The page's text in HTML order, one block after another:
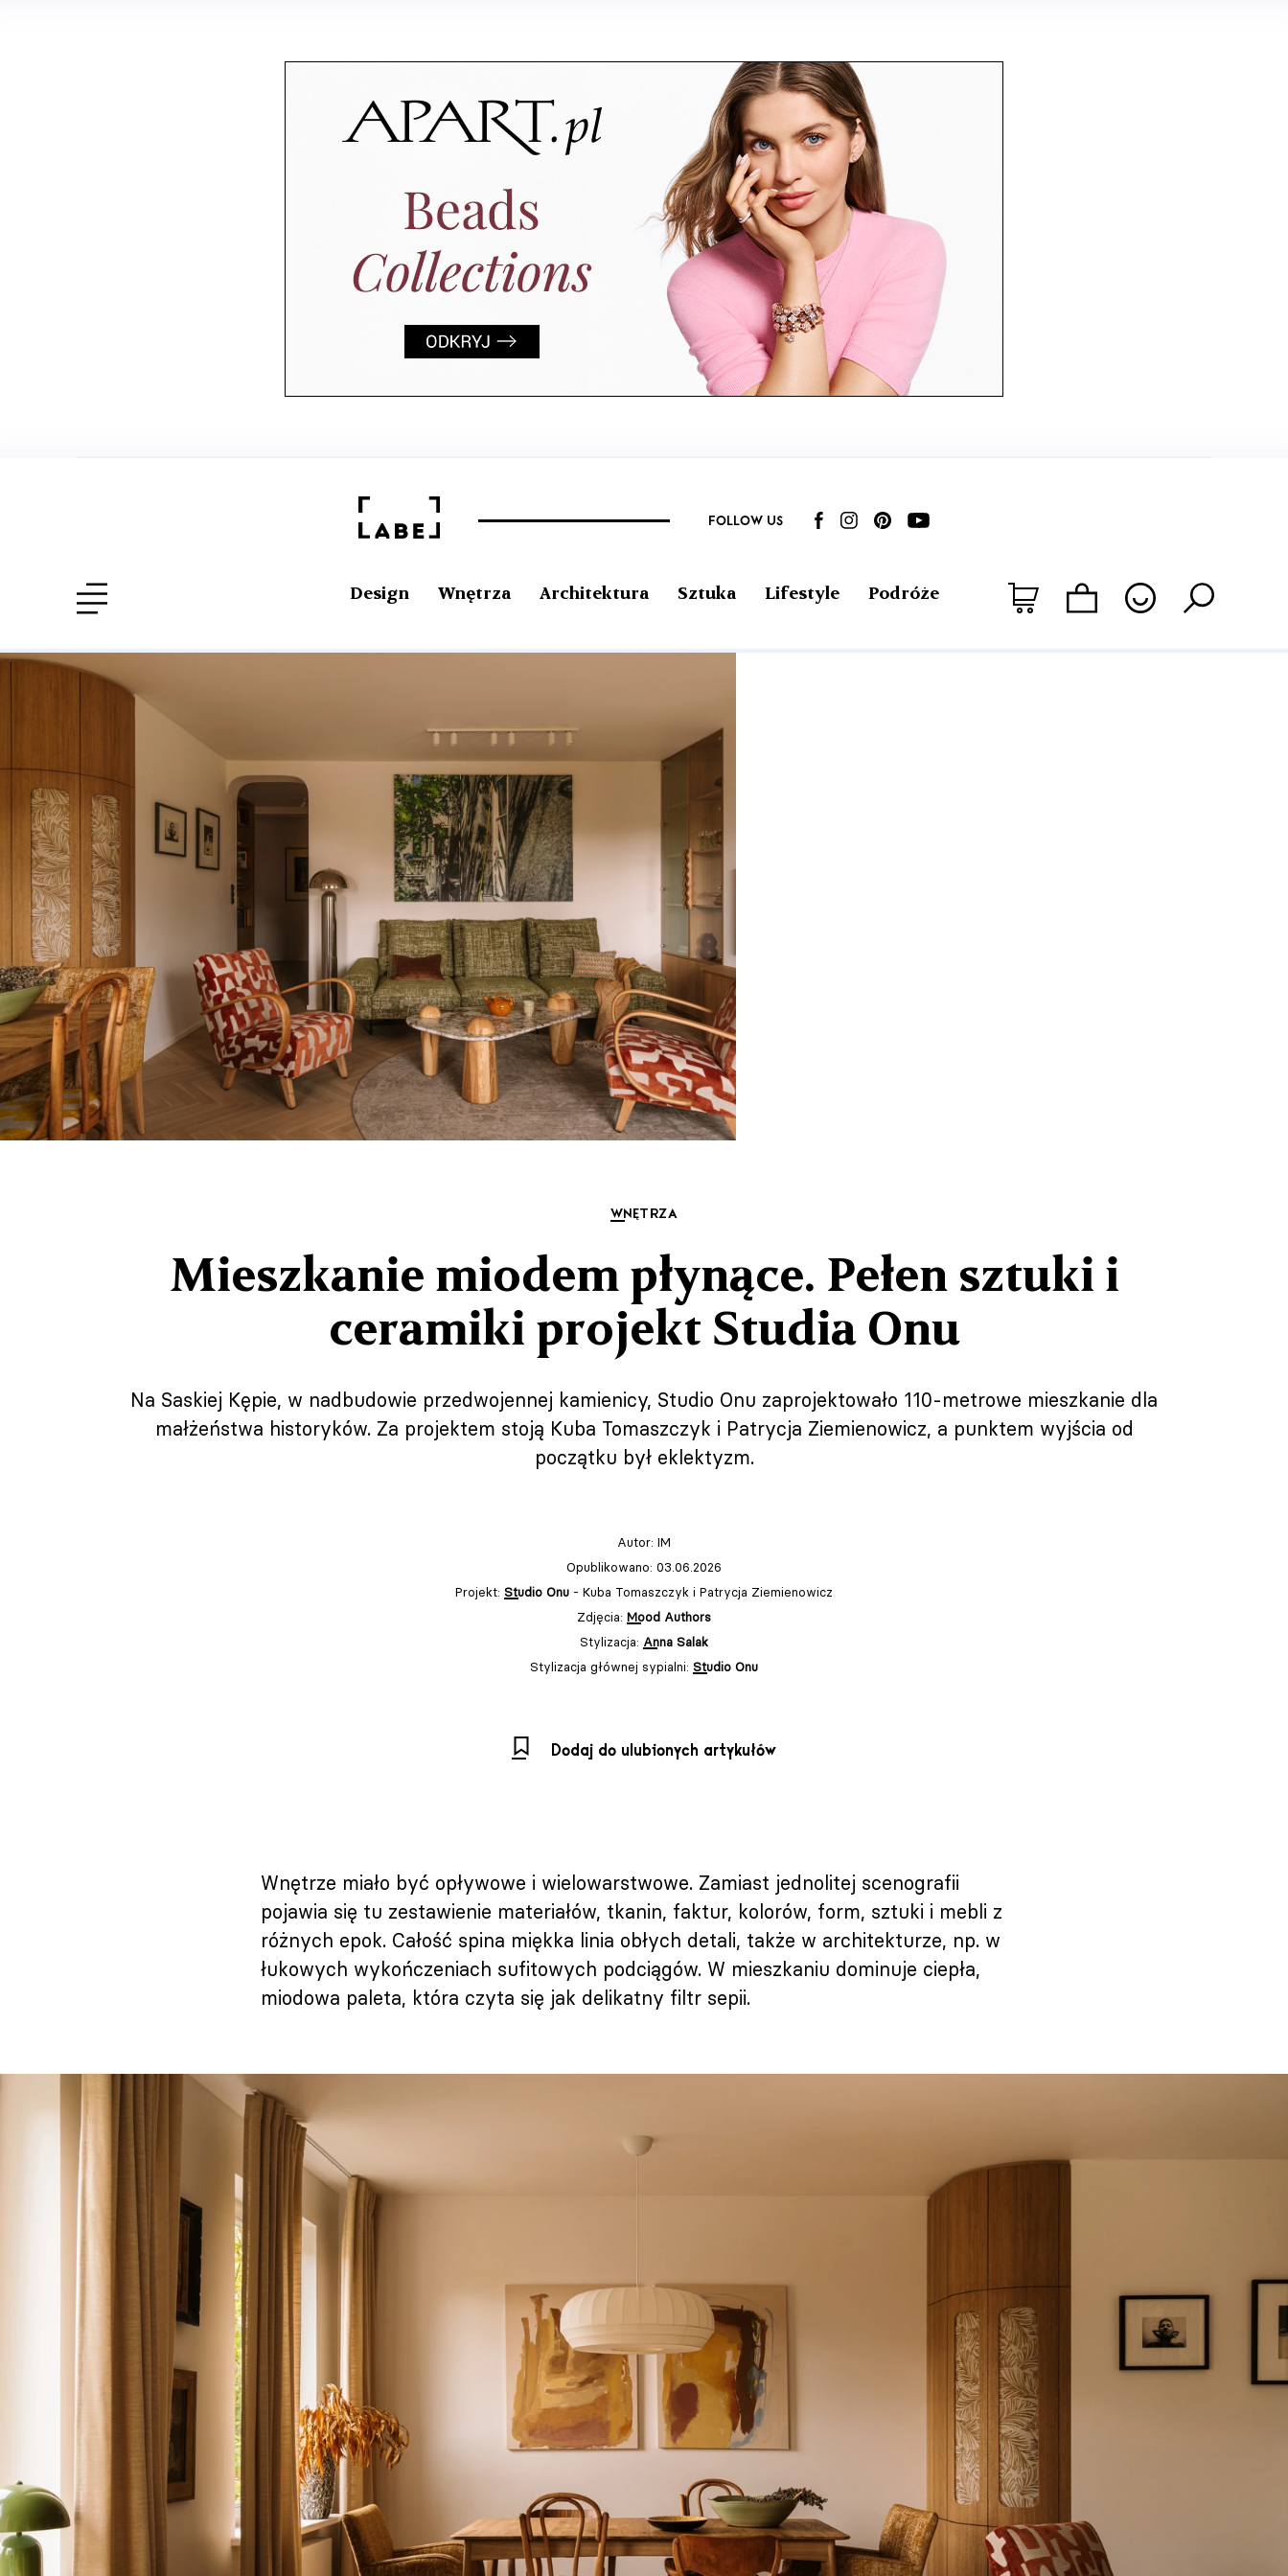
FOLLOW US
Design Wnętrza Architektura Sztuka Lifestyle Podróże
WNĘTRZA
Mieszkanie miodem płynące. Pełen sztuki i
ceramiki projekt Studia Onu
Na Saskiej Kępie, w nadbudowie przedwojennej kamienicy, Studio Onu zaprojektowało 110-metrowe mieszkanie dla
małżeństwa historyków. Za projektem stoją Kuba Tomaszczyk i Patrycja Ziemienowicz, a punktem wyjścia od
początku był eklektyzm.
Autor: IM
Opublikowano: 03.06.2026
Projekt: Studio Onu - Kuba Tomaszczyk i Patrycja Ziemienowicz
Zdjęcia: Mood Authors
Stylizacja: Anna Salak
Stylizacja głównej sypialni: Studio Onu
Dodaj do ulubionych artykułów
Wnętrze miało być opływowe i wielowarstwowe. Zamiast jednolitej scenografii
pojawia się tu zestawienie materiałów, tkanin, faktur, kolorów, form, sztuki i mebli z
różnych epok. Całość spina miękka linia obłych detali, także w architekturze, np. w
łukowych wykończeniach sufitowych podciągów. W mieszkaniu dominuje ciepła,
miodowa paleta, która czyta się jak delikatny filtr sepii.